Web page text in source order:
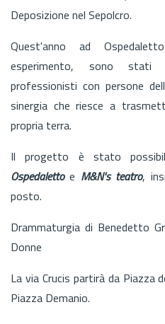
Deposizione nel Sepolcro.
Quest'anno ad
esperimento, sono stati
professionisti con persone
sinergia che riesce a
propria terra.
Il progetto è stato
Ospedalettoe M&N's teatro,
posto.
Drammaturgia di Benedetto
Donne
La via Crucis partirà da Piazza
Piazza Demanio.